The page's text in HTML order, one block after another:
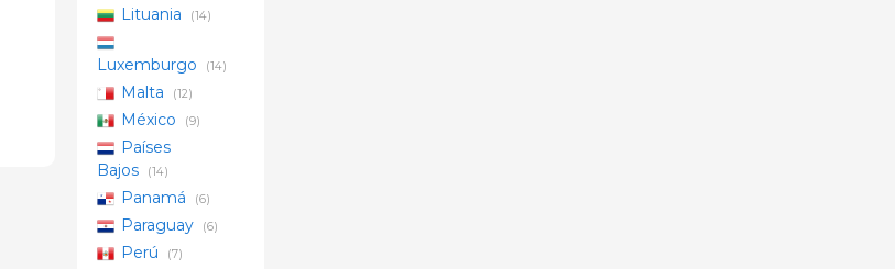
Lituania (14)
Luxemburgo (14)
Malta (12)
México (9)
Países
Bajos
(14)
Panamá (6)
Paraguay (6)
Perú (7)